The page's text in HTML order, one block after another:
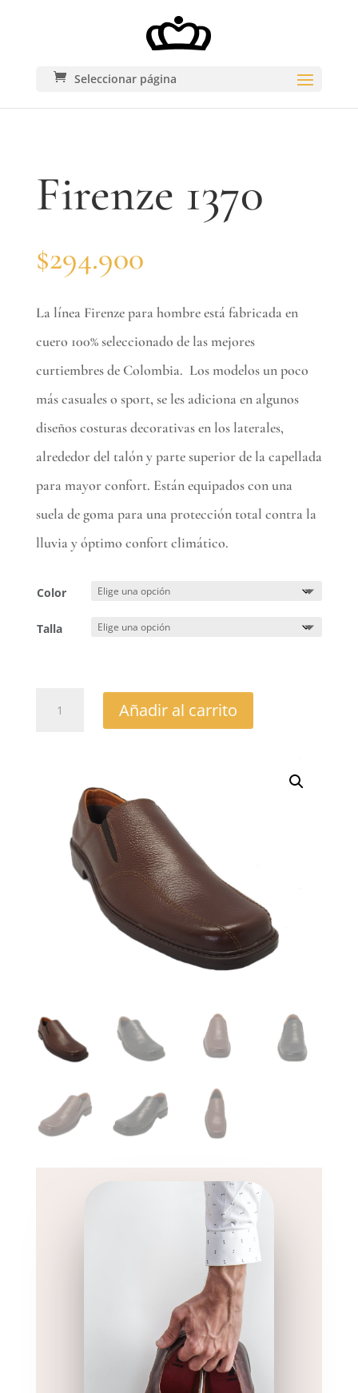
Seleccionar página
Firenze 1370
$294.900
La línea Firenze para hombre está fabricada en
cuero 100% seleccionado de las mejores
curtiembres de Colombia. Los modelos un poco
más casuales o sport, se les adiciona en algunos
diseños costuras decorativas en los laterales,
alrededor del talón y parte superior de la capellada
para mayor confort. Están equipados con una
suela de goma para una protección total contra la
lluvia y óptimo confort climático.
Color
Talla
1370
Añadir al carrito